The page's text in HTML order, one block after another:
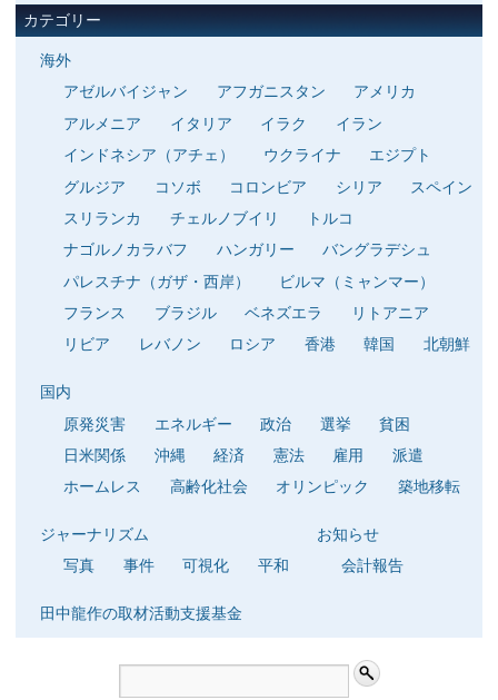
カテゴリー
海外
アゼルバイジャン
アフガニスタン
アメリカ
アルメニア
イタリア イラク
イラン
インドネシア（アチェ）
ウクライナ
エジプト
グルジア
コソボ コロンビア シリア
スペイン
スリランカ
チェルノブイリ
トルコ
ナゴルノカラバフ
ハンガリー
バングラデシュ
パレスチナ（ガザ・西岸）
ビルマ（ミャンマー）
フランス
ブラジル ベネズエラ
リトアニア
リビア
レバノン ロシア 香港 韓国 北朝鮮
国内
原発災害
エネルギー 政治 選挙
貧困
日米関係
沖縄 経済 憲法 雇用
派遣
ホームレス
高齢化社会 オリンピック 築地移転
ジャーナリズム
写真
事件 可視化 平和
お知らせ
会計報告
田中龍作の取材活動支援基金